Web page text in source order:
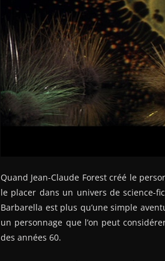
Quand Jean-Claude Forest créé le
le placer dans un univers de science-
Barbarella est plus qu’une simple
un personnage que l’on peut
des années 60.